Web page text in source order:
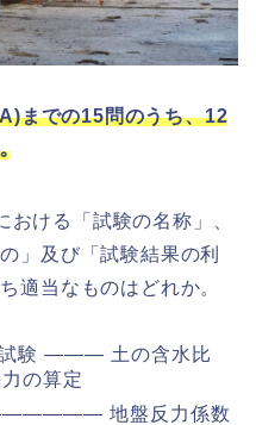
までの15問のうち、12
おける「試験の名称」、
」及び「試験結果の利
適当なものはどれか。
試験 ――― 土の含水比
の算定
地盤反力係数